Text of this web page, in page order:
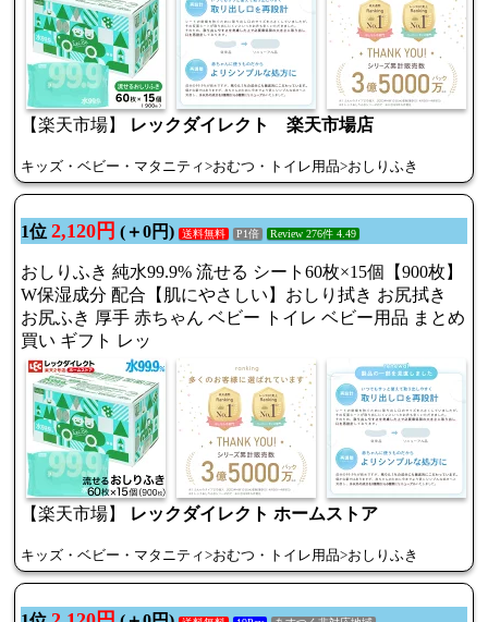
【楽天市場】 レックダイレクト 楽天市場店
キッズ・ベビー・マタニティ>おむつ・トイレ用品>おしりふき
1位 2,120円 (＋0円) 送料無料 P1倍 Review 276件 4.49
おしりふき 純水99.9% 流せる シート60枚×15個【900枚】
W保湿成分 配合【肌にやさしい】おしり拭き お尻拭き
お尻ふき 厚手 赤ちゃん ベビー トイレ ベビー用品 まとめ
買い ギフト レッ
【楽天市場】 レックダイレクト ホームストア
キッズ・ベビー・マタニティ>おむつ・トイレ用品>おしりふき